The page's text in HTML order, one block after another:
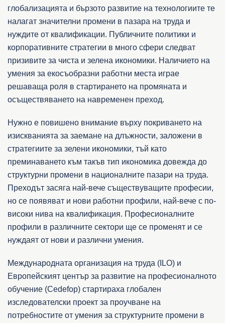
глобализацията и бързото развитие на технологиите те
налагат значителни промени в пазара на труда и
нуждите от квалификации. Публичните политики и
корпоративните стратегии в много сфери следват
призивите за чиста и зелена икономики. Наличието на
умения за екосъобразни работни места играе
решаваща роля в стартирането на промяната и
осъществяването на навременен преход.
Нужно е повишено внимание върху покриването на
изискванията за заемане на длъжности, заложени в
стратегиите за зелени икономики, тъй като
преминаването към такъв тип икономика довежда до
структурни промени в националните пазари на труда.
Преходът засяга най-вече съществуващите професии,
но се появяват и нови работни профили, най-вече с по-
високи нива на квалификация. Професионалните
профили в различните сектори ще се променят и се
нуждаят от нови и различни умения.
Международната организация на труда (ILO) и
Европейският център за развитие на професионалното
обучение (Cedefop) стартираха глобален
изследователски проект за проучване на
потребностите от умения за структурните промени в